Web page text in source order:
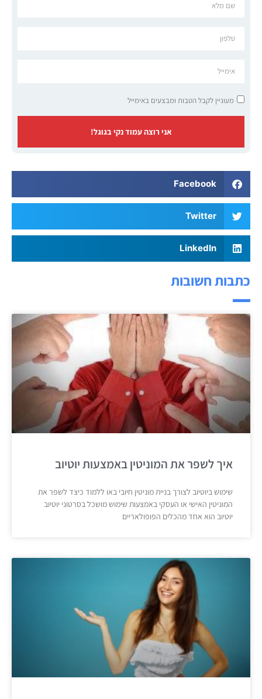
מעוניין לקבל הטבות ומבצעים באימייל
אני רוצה עמוד נקי בגוגל!
Facebook
Twitter
LinkedIn
כתבות חשובות
איך לשפר את המוניטין באמצעות יוטיוב
שימוש ביוטיוב לצורך בניית מוניטין חיובי באו ללמוד כיצד לשפר את
המוניטין האישי או העסקי באמצעות שימוש מושכל בסרטוני יוטיוב
יוטיוב הוא אחד מהכלים הפופולאריים